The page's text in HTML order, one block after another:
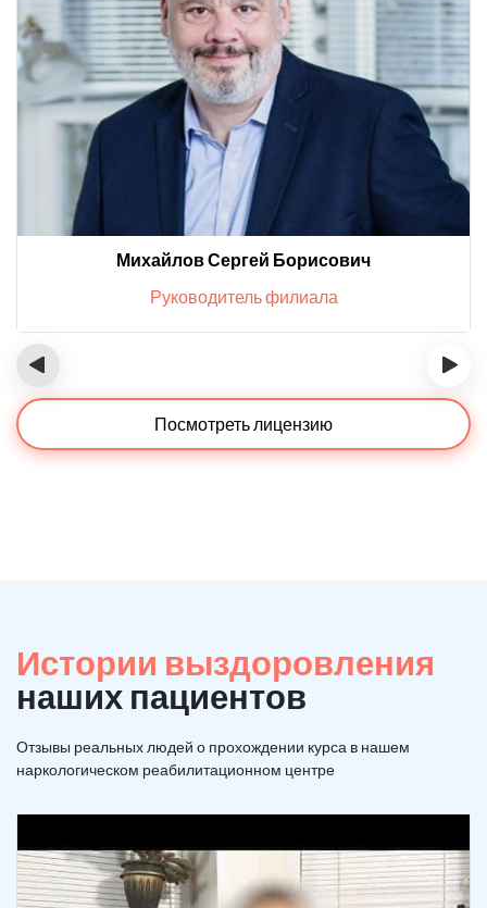
Михайлов Сергей Борисович
Руководитель филиала
‹ ›
Посмотреть лицензию
Истории выздоровления
наших пациентов
Отзывы реальных людей о прохождении курса в нашем
наркологическом реабилитационном центре